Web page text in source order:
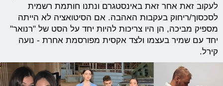
לעקוב זאת אחר זאת באינסטגרם ונתנו חותמת רשמית
לסכסוך/ריחוק בעקבות האהבה. אם הסיטואציה לא הייתה
מספיק מביכה, הן היו צריכות להיות יחד על הסט של "רנואר"
יחד עם שמיר בעצמו ולצד אקסית מפורסמת אחרת - נועה
קירל.